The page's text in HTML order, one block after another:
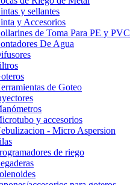
y sellantes
y Accesorios
de Toma Para PE y PVC
De Agua
de Goteo
y accesorios
- Micro Aspersion
de riego